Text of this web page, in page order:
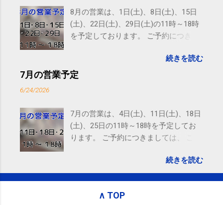
Amphitheatre Parkway, Mountain View, CA 94043,
United States
8月の営業は、1日(土)、8日(土)、15日
(土)、22日(土)、29日(土)の11時～18時
を予定しております。 ご予約につきま
す。 電話に出られないことがあります
ので、ご予約、お問い合わせは
続きを読む
7月の営業予定
6/24/2026
7月の営業は、4日(土)、11日(土)、18日
(土)、25日の11時～18時を予定してお
ります。 ご予約につきましては、 こち
れないことがありますので、ご予約、
お問い合わせはSMS（ショートメッセ
続きを読む
∧ TOP